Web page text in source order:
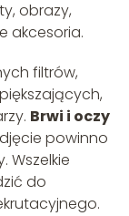
obrazy,
akcesoria.
filtrów,
Brwi i oczy
powinno
Wszelkie
do